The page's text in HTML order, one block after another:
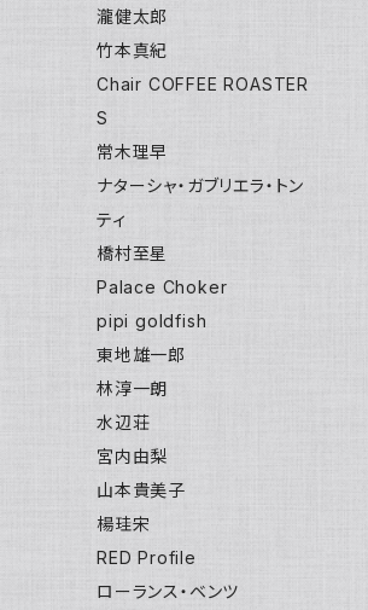
瀧健太郎
竹本真紀
Chair COFFEE ROASTER
S
常木理早
ナターシャ・ガブリエラ・トン
ティ
橋村至星
Palace Choker
pipi goldfish
東地雄一郎
林淳一朗
水辺荘
宮内由梨
山本貴美子
楊珪宋
RED Profile
ローランス・ベンツ